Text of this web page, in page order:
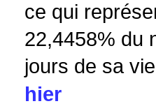
ce qui
22,4458% du
jours de sa vie
hier